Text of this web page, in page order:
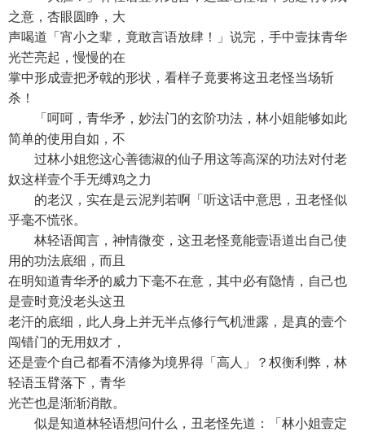
之意，杏眼圆睁，大
声喝道「宵小之辈，竟敢言语放肆！」说完，手中壹抹青华
光芒亮起，慢慢的在
掌中形成壹把矛戟的形状，看样子竟要将这丑老怪当场斩
杀！
「呵呵，青华矛，妙法门的玄阶功法，林小姐能够如此
简单的使用自如，不
过林小姐您这心善德淑的仙子用这等高深的功法对付老
奴这样壹个手无缚鸡之力
的老汉，实在是云泥判若啊「听这话中意思，丑老怪似
乎毫不慌张。
林轻语闻言，神情微变，这丑老怪竟能壹语道出自己使
用的功法底细，而且
在明知道青华矛的威力下毫不在意，其中必有隐情，自己也
是壹时竟没老头这丑
老汗的底细，此人身上并无半点修行气机泄露，是真的壹个
闯错门的无用奴才，
还是壹个自己都看不清修为境界得「高人」？权衡利弊，林
轻语玉臂落下，青华
光芒也是渐渐消散。
似是知道林轻语想问什么，丑老怪先道：「林小姐壹定